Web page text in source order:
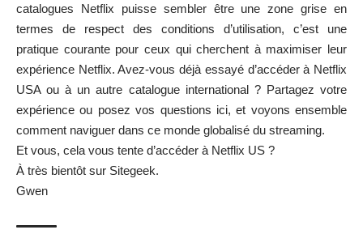
catalogues Netflix puisse sembler être une zone grise en
termes de respect des conditions d’utilisation, c’est une
pratique courante pour ceux qui cherchent à maximiser leur
expérience Netflix. Avez-vous déjà essayé d’accéder à Netflix
USA ou à un autre catalogue international ? Partagez votre
expérience ou posez vos questions ici, et voyons ensemble
comment naviguer dans ce monde globalisé du streaming.
Et vous, cela vous tente d’accéder à Netflix US ?
À très bientôt sur Sitegeek.
Gwen